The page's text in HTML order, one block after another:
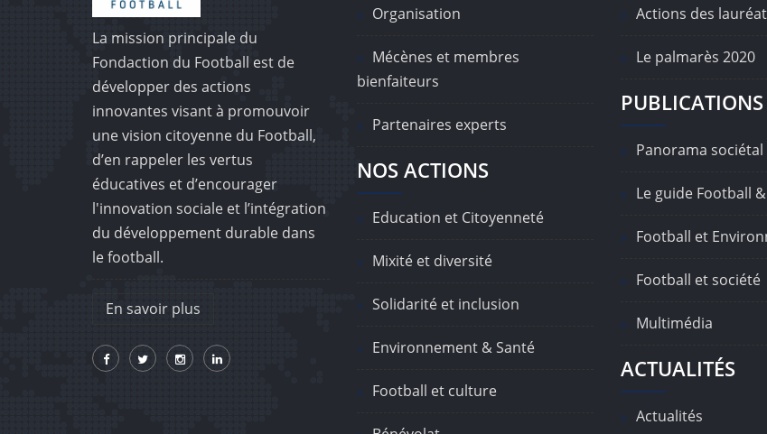
La mission principale du
Fondaction du Football est de
développer des actions
innovantes visant à promouvoir
une vision citoyenne du Football,
d’en rappeler les vertus
éducatives et d’encourager
l'innovation sociale et l’intégration
du développement durable dans
le football.
En savoir plus
Organisation
Mécènes et membres
bienfaiteurs
Partenaires experts
NOS ACTIONS
Education et Citoyenneté
Mixité et diversité
Solidarité et inclusion
Environnement & Santé
Football et culture
Actions des
Le palmarès 2020
PUBLICATIONS
Panorama
Le guide Football
Football et
Football et société
Multimédia
ACTUALITÉS
Actualités